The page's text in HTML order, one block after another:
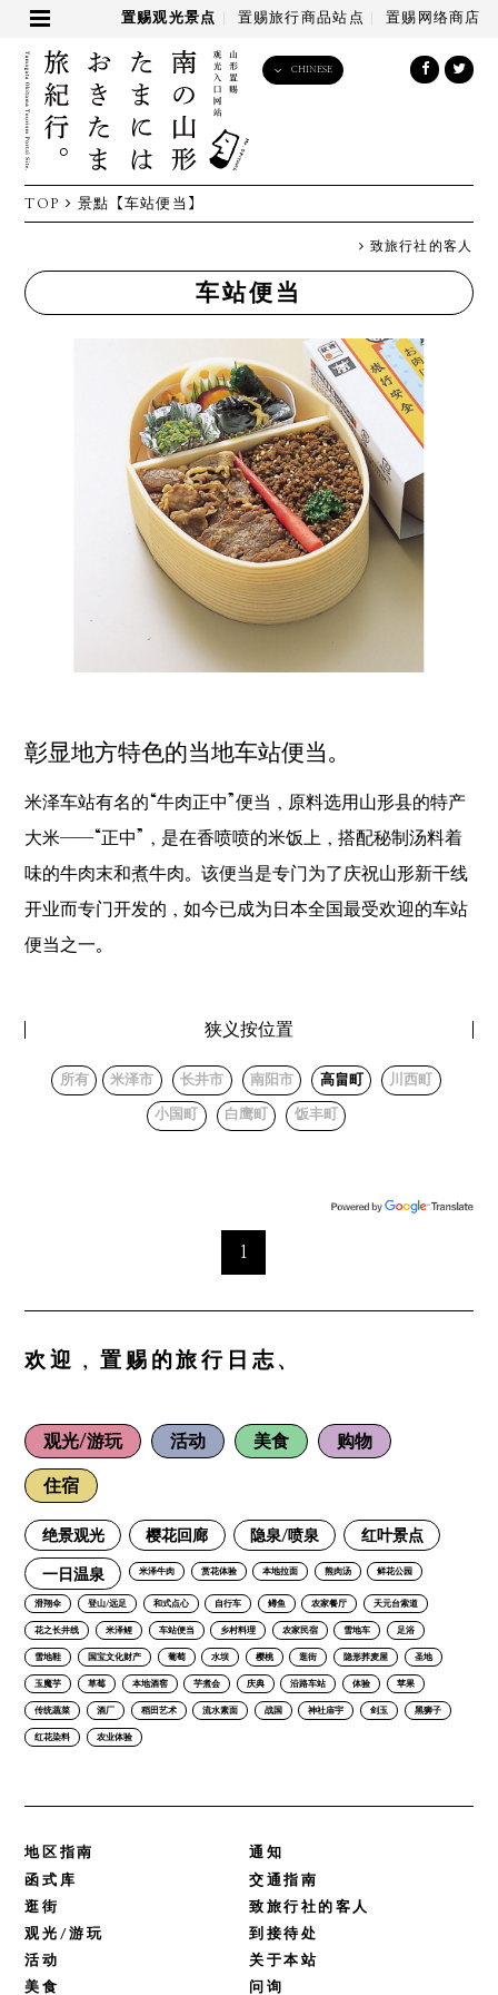
置赐观光景点 置赐旅行商品站点 置赐网络商店
CHINESE
TOP 景點 【车站便当】
致旅行社的客人
车站便当
彰显地方特色的当地车站便当。
米泽车站有名的“牛肉正中”便当，原料选用山形县的特产
大米──“正中”，是在香喷喷的米饭上，搭配秘制汤料着
味的牛肉末和煮牛肉。该便当是专门为了庆祝山形新干线
开业而专门开发的，如今已成为日本全国最受欢迎的车站
便当之一。
狭义按位置
所有 米泽市 长井市 南阳市 高畠町 川西町
小国町 白鹰町 饭丰町
1
欢迎，置赐的旅行日志、
观光/游玩 活动 美食 购物
住宿
绝景观光 樱花回廊 隐泉/喷泉 红叶景点
一日温泉 米泽牛肉 赏花体验 本地拉面 熊肉汤 鲜花公园
滑翔伞 登山/远足 和式点心 自行车 鳟鱼 农家餐厅 天元台索道
花之长井线 米泽鲤 车站便当 乡村料理 农家民宿 雪地车 足浴
雪地鞋 国宝文化财产 葡萄 水坝 樱桃 逛街 隐形荞麦屋 圣地
玉魔芋 草莓 本地酒窖 芋煮会 庆典 沿路车站 体验 苹果
传统蔬菜 酒厂 稻田艺术 流水素面 战国 神社庙宇 剑玉 黑狮子
红花染料 农业体验
地区指南
函式库
逛街
观光/游玩
活动
美食
通知
交通指南
致旅行社的客人
到接待处
关于本站
问询